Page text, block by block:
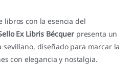
libros con la esencia del
Ex Libris Bécquer presenta un
diseñado para marcar la
con elegancia y nostalgia.